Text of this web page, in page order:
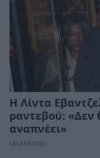
Η Λίντα
ραντεβού: «Δεν
αναπνέει»
CELEBRITIES